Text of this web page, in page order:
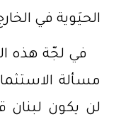
الحيَوية في
في لجّة هذه
مسألة
لن يكون لبنان